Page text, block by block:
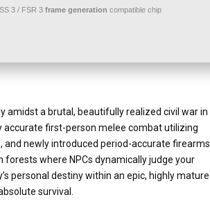
3 / FSR 3 frame generation compatible chip
amidst a brutal, beautifully realized civil war in
accurate first-person melee combat utilizing
newly introduced period-accurate firearms.
where NPCs dynamically judge your
personal destiny within an epic, highly mature
survival.